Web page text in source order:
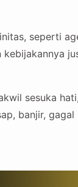
seperti
sesuka
banjir,